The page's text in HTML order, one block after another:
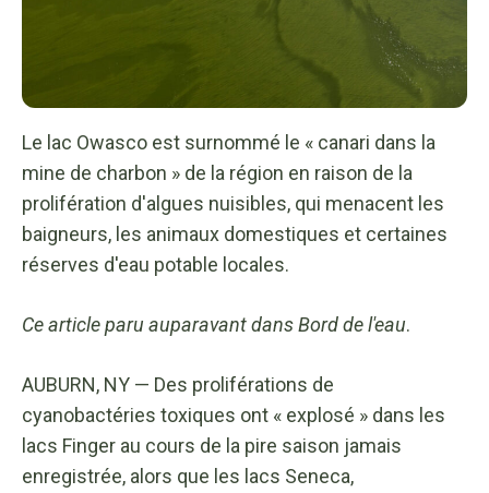
Le lac Owasco est surnommé le « canari dans la
mine de charbon » de la région en raison de la
prolifération d'algues nuisibles, qui menacent les
baigneurs, les animaux domestiques et certaines
réserves d'eau potable locales.
Cearticleparu auparavant dansBord de l'eau.
AUBURN, NY — Des proliférations de
cyanobactéries toxiques ont « explosé » dans les
lacs Finger au cours de la pire saison jamais
enregistrée, alors que les lacs Seneca,